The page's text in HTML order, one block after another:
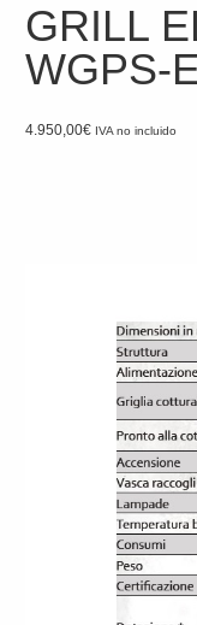
GRILL
WGPS-
4.950,00€ IVA no incluido